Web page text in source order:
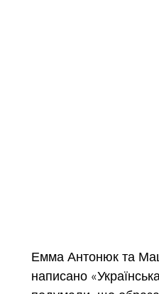
Емма Антонюк та
написано